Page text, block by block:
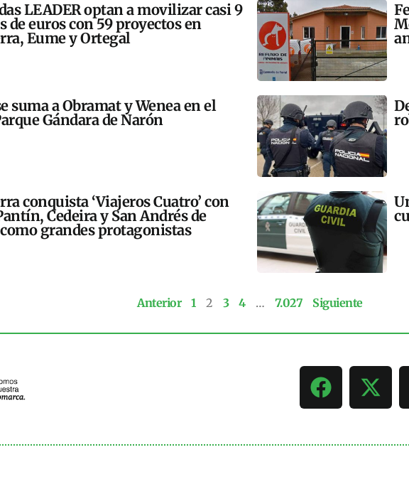
LEADER optan a movilizar casi 9
de euros con 59 proyectos en
Eume y Ortegal
suma a Obramat y Wenea en el
Gándara de Narón
conquista ‘Viajeros Cuatro’ con
Cedeira y San Andrés de
grandes protagonistas
Anterior 1 2 3 4 … 7.027 Siguiente